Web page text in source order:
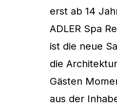
erst ab 14
ADLER Spa
ist die neue
die
Gästen
aus der